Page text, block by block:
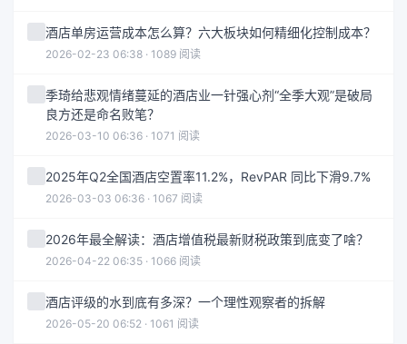
酒店单房运营成本怎么算？六大板块如何精细化控制成本？
2026-02-23 06:38 · 1089 阅读
季琦给悲观情绪蔓延的酒店业一针强心剂“全季大观”是破局
良方还是命名败笔？
2026-03-10 06:36 · 1071 阅读
2025年Q2全国酒店空置率11.2%，RevPAR 同比下滑9.7%
2026-03-03 06:36 · 1067 阅读
2026年最全解读：酒店增值税最新财税政策到底变了啥？
2026-04-22 06:35 · 1066 阅读
酒店评级的水到底有多深？一个理性观察者的拆解
2026-05-20 06:52 · 1061 阅读